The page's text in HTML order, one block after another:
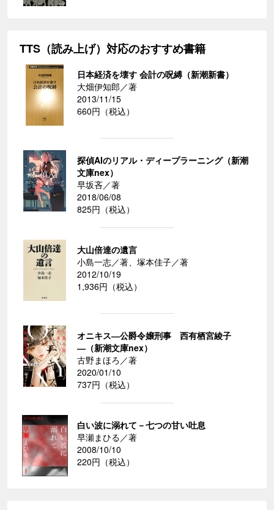
TTS（読み上げ）対応のおすすめ書籍
日本経済を壊す 会計の呪縛（新潮新書）
大畑伊知郎／著
2013/11/15
660円（税込）
探偵AIのリアル・ディープラーニング（新潮
文庫nex）
早坂吝／著
2018/06/08
825円（税込）
大山倍達の遺言
小島一志／著、塚本佳子／著
2012/10/19
1,936円（税込）
オニキス―公爵令嬢刑事 西有栖宮綾子
―（新潮文庫nex）
古野まほろ／著
2020/01/10
737円（税込）
白い波に溺れて－七つの甘い吐息
早瀬まひる／著
2008/10/10
220円（税込）